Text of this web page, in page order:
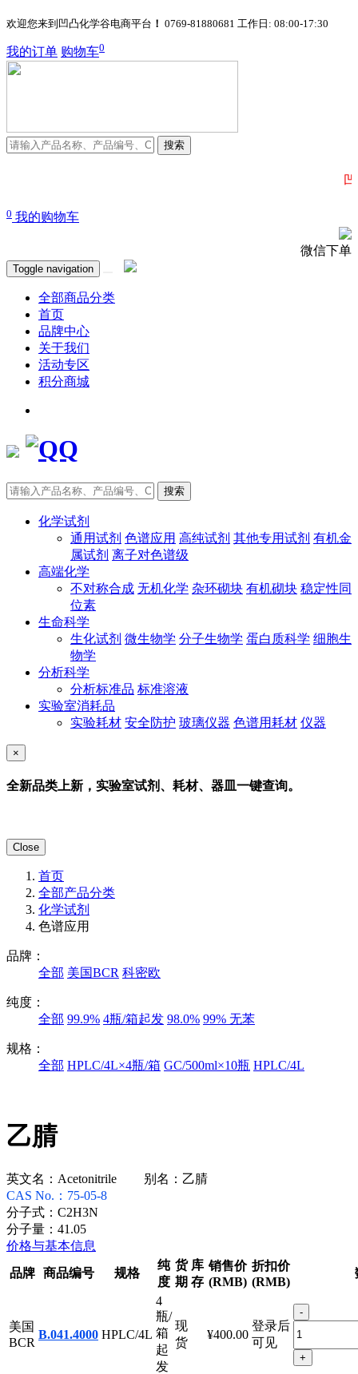
欢迎您来到凹凸化学谷电商平台 ！ 0769-81880681 工作日: 08:00-17:30
我的订单 购物车0
搜索
凹凸
0 我的购物车
微信下单
Toggle navigation
全部商品分类
首页
品牌中心
关于我们
活动专区
积分商城
搜索
化学试剂
通用试剂 色谱应用 高纯试剂 其他专用试剂 有机金
属试剂 离子对色谱级
高端化学
不对称合成 无机化学 杂环砌块 有机砌块 稳定性同
位素
生命科学
生化试剂 微生物学 分子生物学 蛋白质科学 细胞生
物学
分析科学
分析标准品 标准溶液
实验室消耗品
实验耗材 安全防护 玻璃仪器 色谱用耗材 仪器
×
全新品类上新，实验室试剂、耗材、器皿一键查询。
Close
首页
全部产品分类
化学试剂
色谱应用
品牌：
全部 美国BCR 科密欧
纯度：
全部 99.9% 4瓶/箱起发 98.0% 99% 无苯
规格：
全部 HPLC/4L×4瓶/箱 GC/500ml×10瓶 HPLC/4L
乙腈
英文名： Acetonitrile 别名： 乙腈
CAS No.： 75-05-8
分子式： C2H3N
分子量： 41.05
价格与基本信息
品牌
商品编号 规格
纯
度
货
期
库
存
销售价
(RMB)
折扣价
(RMB)
美国
BCR
B.041.4000 HPLC/4L
4
瓶/
箱
起
发
现
货
¥400.00
登录后
可见
-
+